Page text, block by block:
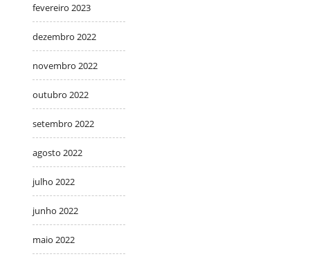
fevereiro 2023
dezembro 2022
novembro 2022
outubro 2022
setembro 2022
agosto 2022
julho 2022
junho 2022
maio 2022